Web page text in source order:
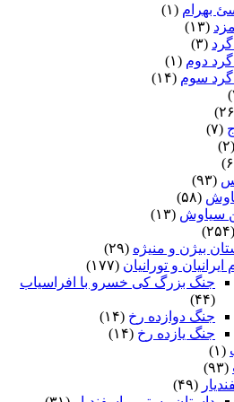
بهرام‏ (۱)
(۱۳)
(۳)
دوم (۱)
سوم (۱۴)
(۷)
(۲)
(۹۳)
(۵۸)
سیاوش (۱۳)
(۲۵۴)
بیژن و منیژه (۲۹)
ایرانیان و تورانیان (۱۷۷)
جنگ بزرگ کی خسرو با افراسیاب
(۴۴)
جنگ دوازده رخ (۱۴)
جنگ یازده رخ (۱۴)
(۱)
(۹۳)
(۴۹)